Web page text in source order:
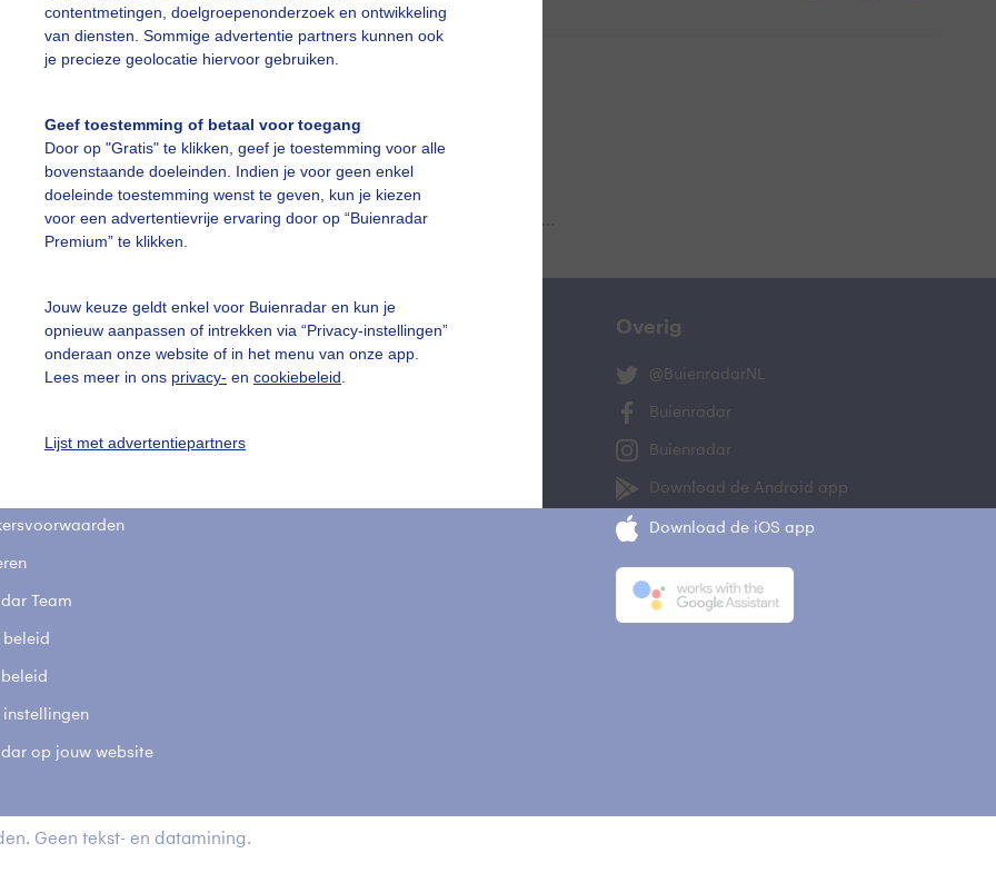
contentmetingen, doelgroepenonderzoek en ontwikkeling
van diensten. Sommige advertentie partners kunnen ook
je precieze geolocatie hiervoor gebruiken.
Geef toestemming of betaal voor toegang
Door op "Gratis" te klikken, geef je toestemming voor alle
bovenstaande doeleinden. Indien je voor geen enkel
doeleinde toestemming wenst te geven, kun je kiezen
voor een advertentievrije ervaring door op “Buienradar
Premium” te klikken.
Jouw keuze geldt enkel voor Buienradar en kun je
opnieuw aanpassen of intrekken via “Privacy-instellingen”
onderaan onze website of in het menu van onze app.
Lees meer in ons privacy- en cookiebeleid
Lijst met advertentiepartners
slideshow
Een moment geduld aub...
vragen
Team
beleid
instellingen
op jouw website
Mijn weer
De Bilt
Overig
@BuienradarNL
Buienradar
Buienradar
Download de Android app
Download de iOS app
Geen tekst- en datamining.